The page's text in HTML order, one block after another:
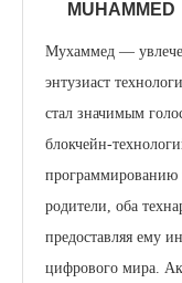
MUHAMMED
Мухаммед —
энтузиаст
стал значимым
блокчейн-
программированию
родители, оба
предоставляя ему
цифрового мира.